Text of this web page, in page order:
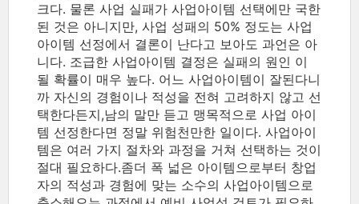
크다. 물론 사업 실패가 사업아이템 선택에만 국한
된 것은 아니지만, 사업 성패의 50% 정도는 사업
아이템 선정에서 결론이 난다고 보아도 과언은 아
니다. 조급한 사업아이템 결정은 실패의 원인 이
될 확률이 매우 높다. 어느 사업아이템이 잘된다니
까 자신의 경험이나 적성을 전혀 고려하지 않고 선
택한다든지,남의 말만 듣고 맹목적으로 사업 아이
템 선정한다면 정말 위험천만한 일이다. 사업아이
템은 여러 가지 절차와 과정을 거쳐 선택하는 것이
절대 필요하다.좀더 폭 넓은 아이템으로부터 창업
자의 적성과 경험에 맞는 소수의 사업아이템으로